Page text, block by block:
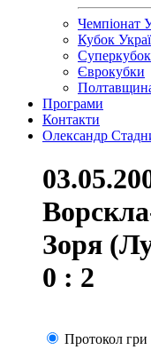
Чемпіонат
Кубок
Єврокубки
Програми
Контакти
Олександр
Зоря
0 : 2
Протокол гри